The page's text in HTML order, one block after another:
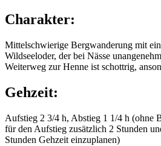
Charakter:
Mittelschwierige Bergwanderung mit
Wildseeloder, der bei Nässe
Weiterweg zur Henne ist schottrig,
Gehzeit:
Aufstieg 2 3/4 h, Abstieg 1 1/4 h (ohne
für den Aufstieg zusätzlich 2 Stunden
Stunden Gehzeit einzuplanen)